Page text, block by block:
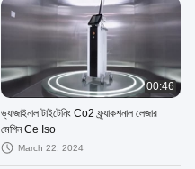
00:46
ভ্যাজাইনাল টাইটেনিং Co2 ফ্র্যাকশনাল লেজার
মেশিন Ce Iso
March 22, 2024